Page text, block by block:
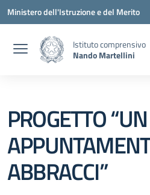
Vai ai contenuti
Vai al menu di navigazione
Vai al footer
Ministero dell'Istruzione e del Merito
Istituto comprensivo
Nando Martellini
PROGETTO “UN
ABBRACCI”